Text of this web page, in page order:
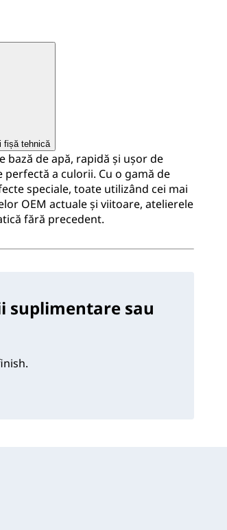
fișă tehnică
bază de apă, rapidă și ușor de
a culorii. Cu o gamă de
speciale, toate utilizând cei mai
OEM actuale și viitoare, atelierele
fără precedent.
suplimentare sau